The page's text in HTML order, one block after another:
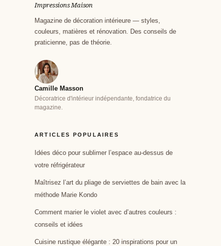
Impressions Maison
Magazine de décoration intérieure — styles,
couleurs, matières et rénovation. Des conseils de
praticienne, pas de théorie.
Camille Masson
Décoratrice d'intérieur indépendante, fondatrice du
magazine.
ARTICLES POPULAIRES
Idées déco pour sublimer l’espace au-dessus de
votre réfrigérateur
Maîtrisez l’art du pliage de serviettes de bain avec la
méthode Marie Kondo
Comment marier le violet avec d’autres couleurs :
conseils et idées
Cuisine rustique élégante : 20 inspirations pour un